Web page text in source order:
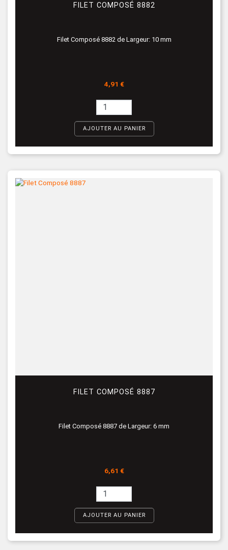
FILET COMPOSÉ 8882
Filet Composé 8882 de Largeur: 10 mm
Prix
4,91 €
AJOUTER AU PANIER
FILET COMPOSÉ 8887
Filet Composé 8887 de Largeur: 6 mm
Prix
6,61 €
AJOUTER AU PANIER